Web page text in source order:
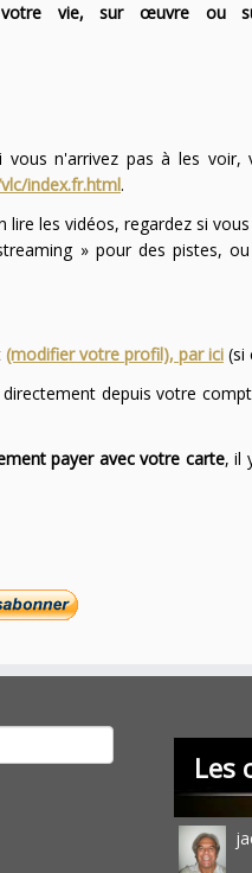
votre vie, sur œuvre ou
n'arrivez pas à les
index.fr.html.
les vidéos, regardez si
» pour des pistes,
(modifier votre profil), par ici(si
depuis votre
payer avec votre carte, il
Les